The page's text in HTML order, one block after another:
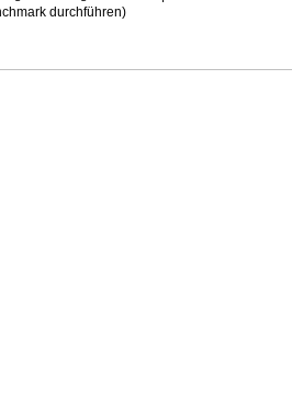
durchführen)